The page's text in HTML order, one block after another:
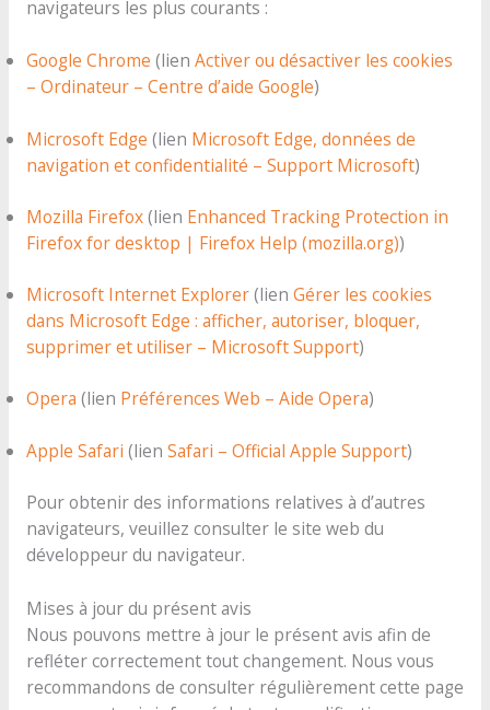
navigateurs les plus courants :
Google Chrome (lien Activer ou désactiver les cookies
– Ordinateur – Centre d’aide Google)
Microsoft Edge (lien Microsoft Edge, données de
navigation et confidentialité – Support Microsoft)
Mozilla Firefox(lien Enhanced Tracking Protection in
Firefox for desktop | Firefox Help (mozilla.org))
Microsoft Internet Explorer(lien Gérer les cookies
dans Microsoft Edge : afficher, autoriser, bloquer,
supprimer et utiliser – Microsoft Support)
Opera (lien Préférences Web – Aide Opera)
Apple Safari (lien Safari – Official Apple Support)
Pour obtenir des informations relatives à d’autres
navigateurs, veuillez consulter le site web du
développeur du navigateur.
Mises à jour du présent avis
Nous pouvons mettre à jour le présent avis afin de
refléter correctement tout changement. Nous vous
recommandons de consulter régulièrement cette page